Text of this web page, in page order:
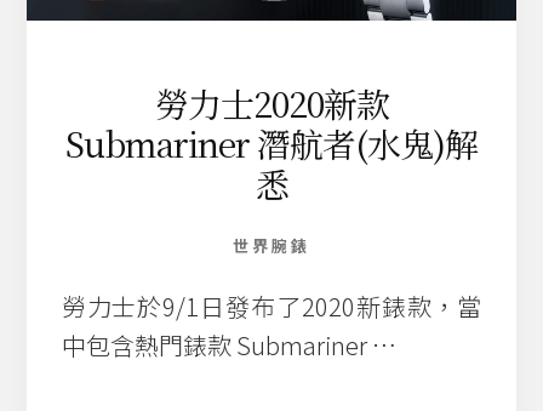
勞力士2020新款
Submariner 潛航者(水鬼)解
悉
世界腕錶
勞力士於9/1日發布了2020新錶款，當
中包含熱門錶款 Submariner …